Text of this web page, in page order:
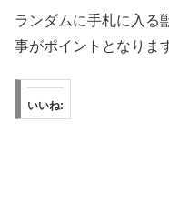
ランダムに手札に入る
事がポイントとなりま
いいね: